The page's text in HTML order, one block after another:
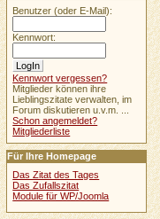
Benutzer (oder E-Mail):
Kennwort:
Kennwort vergessen?
Mitglieder können ihre
Lieblingszitate verwalten, im
Forum diskutieren u.v.m. ...
Schon angemeldet?
Mitgliederliste
Für Ihre Homepage
Das Zitat des Tages
Das Zufallszitat
Module für WP/Joomla